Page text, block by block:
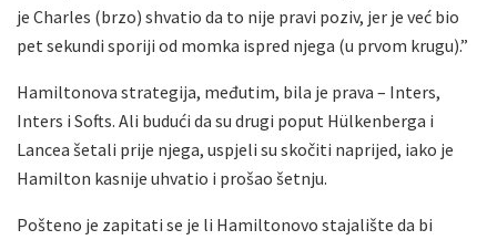
je Charles (brzo) shvatio da to nije pravi poziv, jer je već bio
pet sekundi sporiji od momka ispred njega (u prvom krugu).”
Hamiltonova strategija, međutim, bila je prava – Inters,
Inters i Softs. Ali budući da su drugi poput Hülkenberga i
Lancea šetali prije njega, uspjeli su skočiti naprijed, iako je
Hamilton kasnije uhvatio i prošao šetnju.
Pošteno je zapitati se je li Hamiltonovo stajalište da bi